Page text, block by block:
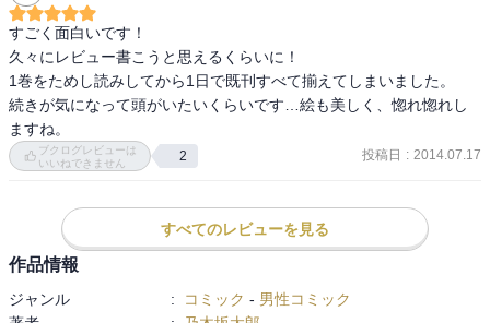
すごく面白いです！
久々にレビュー書こうと思えるくらいに！
1巻をためし読みしてから1日で既刊すべて揃えてしまいました。
続きが気になって頭がいたいくらいです…絵も美しく、惚れ惚れし
ますね。
ブクログレビューは
いいねできません
2 投稿日 : 2014.07.17
すべてのレビューを見る
作品情報
ジャンル : コミック - 男性コミック